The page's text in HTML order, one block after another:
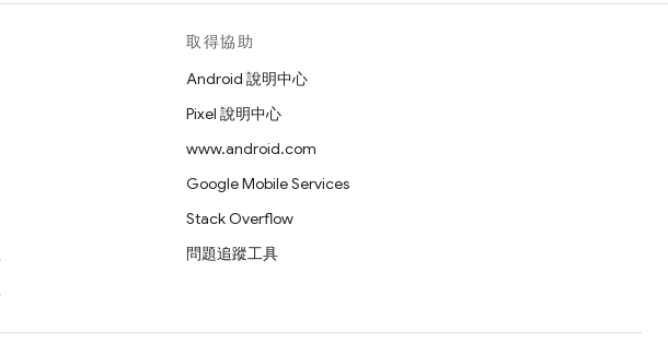
取得協助
Android 說明中心
Pixel 說明中心
www.android.com
Google Mobile Services
Stack Overflow
問題追蹤工具